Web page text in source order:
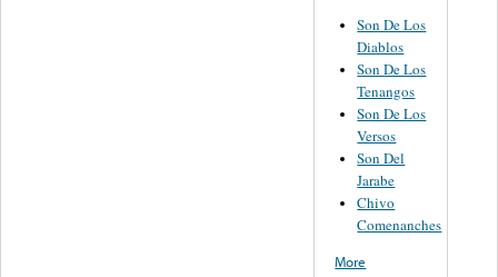
Son De Los
Diablos
Son De Los
Tenangos
Son De Los
Versos
Son Del
Jarabe
Chivo
Comenanches
More